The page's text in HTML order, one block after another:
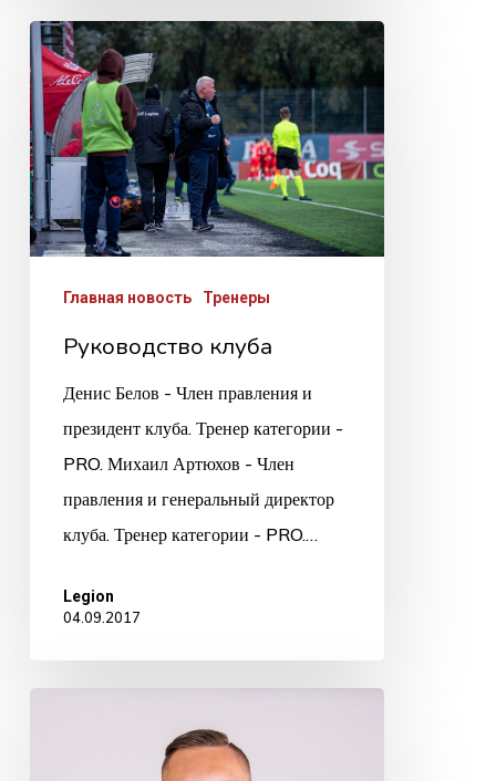
Руководство
клуба
Главная новость Тренеры
Руководство клуба
Денис Белов - Член правления и
президент клуба. Тренер категории -
PRO. Михаил Артюхов - Член
правления и генеральный директор
клуба. Тренер категории - PRO.…
Legion
04.09.2017